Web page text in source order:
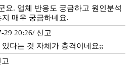
요. 업체 반응도 궁금하고 원인분석
매우 궁금하네요.
29 20:26/ 신고
다는 것 자체가 충격이네요;;